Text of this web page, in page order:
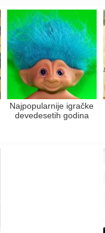
Najpopularnije igračke
devedesetih godina